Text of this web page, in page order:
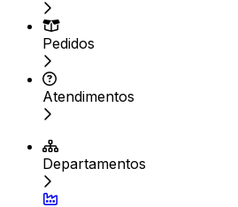
Pedidos
Atendimentos
Departamentos